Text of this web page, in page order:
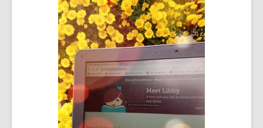
over
3
years
old
and
the
information
may
be